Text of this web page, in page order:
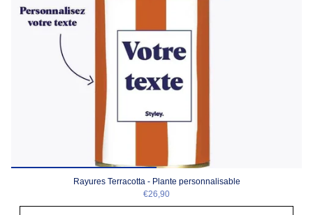
Rayures Terracotta - Plante personnalisable
€26,90